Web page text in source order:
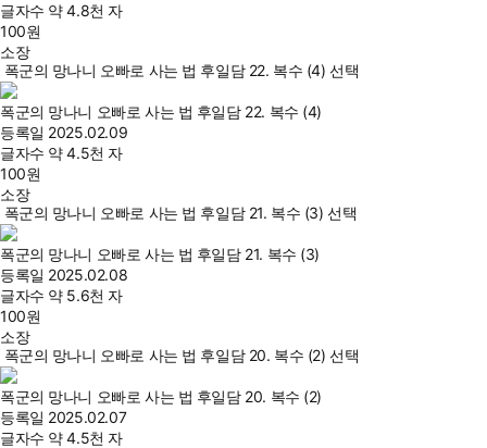
글자수 약 4.8천 자
100원
소장
폭군의 망나니 오빠로 사는 법 후일담 22. 복수 (4) 선택
폭군의 망나니 오빠로 사는 법 후일담 22. 복수 (4)
등록일 2025.02.09
글자수 약 4.5천 자
100원
소장
폭군의 망나니 오빠로 사는 법 후일담 21. 복수 (3) 선택
폭군의 망나니 오빠로 사는 법 후일담 21. 복수 (3)
등록일 2025.02.08
글자수 약 5.6천 자
100원
소장
폭군의 망나니 오빠로 사는 법 후일담 20. 복수 (2) 선택
폭군의 망나니 오빠로 사는 법 후일담 20. 복수 (2)
등록일 2025.02.07
글자수 약 4.5천 자